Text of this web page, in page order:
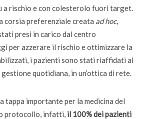
rischio e con colesterolo fuori target.
corsia preferenziale creata ad hoc,
presi in carico dal centro
per azzerare il rischio e ottimizzare la
i pazienti sono stati riaffidati al
quotidiana, in un’ottica di rete.
tappa importante per la medicina del
protocollo, infatti, il 100% dei pazienti